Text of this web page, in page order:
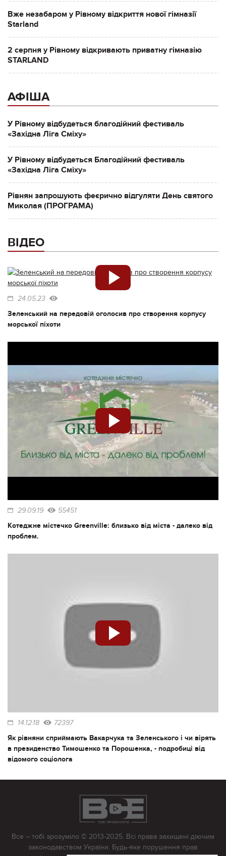
Вже незабаром у Рівному відкриття нової гімназії
Starland
2 серпня у Рівному відкривають приватну гімназію
STARLAND
АФІША
У Рівному відбудеться благодійний фестиваль
«Західна Ліга Сміху»
У Рівному відбудеться Благодійний фестиваль
«Західна Ліга Сміху»
Рівнян запрошують феєрично відгуляти День святого
Миколая (ПРОГРАМА)
ВІДЕО
24.05.23
Зеленський на передовій оголосив про створення корпусу
морської піхоти
29.09.19 55451
Котеджне містечко Greenville: близько від міста - далеко від
проблем.
14.12.18 72397
Як рівняни сприймають Вакарчука та Зеленського і чи вірять
в президенство Тимошенко та Порошенка, - подробиці від
відомого соціолога
Все – тобі зрозуміло © 2013-2025. Всі права захищені діючим
законодавством України. Будь-яке порушення прав